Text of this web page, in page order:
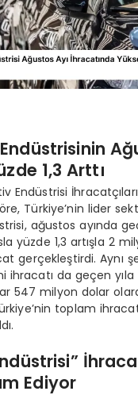
1,3 Arttı
Endüstrisi İhracatçıları
Türkiye’nin lider
ağustos ayında
yüzde 1,3 artışla 2
gerçekleştirdi. Aynı
ihracatı da geçen yıla
547 milyon dolar
toplam
Ediyor